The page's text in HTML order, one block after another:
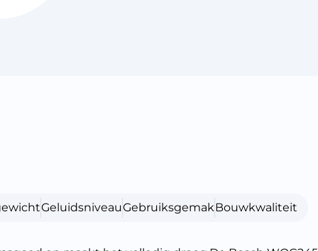
GeluidsniveauGebruiksgemakBouwkwaliteit